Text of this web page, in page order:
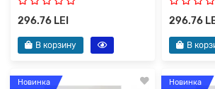
296.76 LEI
В корзину
296.76
В
Новинка Новинка